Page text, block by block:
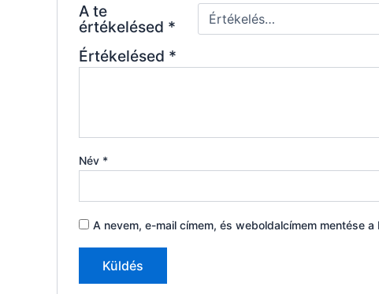
A te
értékelésed *
Értékelésed *
Név *
A nevem, e-mail címem, és weboldalcímem mentése